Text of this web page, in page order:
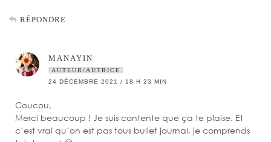
RÉPONDRE
MANAYIN
AUTEUR/AUTRICE
24 DÉCEMBRE 2021 / 18 H 23 MIN
Coucou,
Merci beaucoup ! Je suis contente que ça te plaise. Et
c’est vrai qu’on est pas tous bullet journal, je comprends